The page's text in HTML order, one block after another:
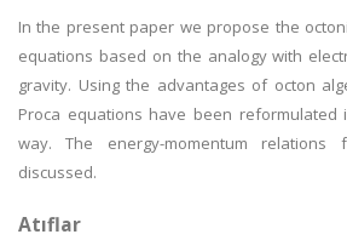
In the present paper we propose the
equations based on the analogy with
gravity. Using the advantages of octon
Proca equations have been reformulated
way. The energy-momentum
discussed.
Atıflar